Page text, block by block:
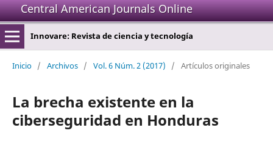
Central American Journals Online
Innovare: Revista de ciencia y tecnología
Inicio / Archivos / Vol. 6 Núm. 2 (2017) / Artículos originales
La brecha existente en la
ciberseguridad en Honduras